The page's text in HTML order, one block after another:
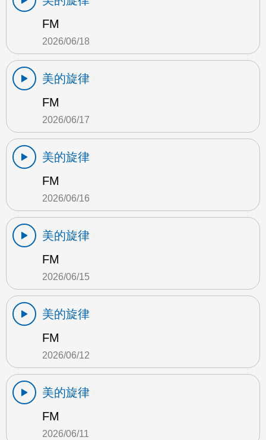
FM
2026/06/18
美的旋律
FM
2026/06/17
美的旋律
FM
2026/06/16
美的旋律
FM
2026/06/15
美的旋律
FM
2026/06/12
美的旋律
FM
2026/06/11